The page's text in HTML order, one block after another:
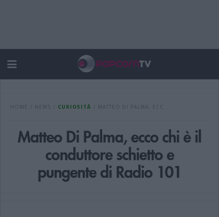
HOME NEWS CURIOSITÀ MATTEO DI PALMA, ECC...
Matteo Di Palma, ecco chi è il
conduttore schietto e
pungente di Radio 101